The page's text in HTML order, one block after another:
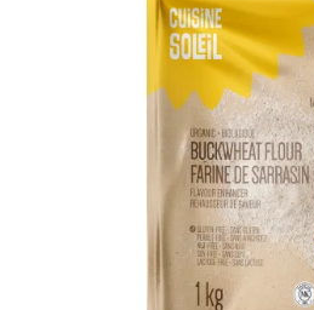
AJOUTER AU PANIER /